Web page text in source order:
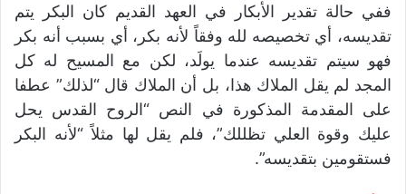
ففي حالة تقدير الأبكار في العهد القديم كان البكر يتم
تقديسه، أي تخصيصه لله وفقاً لأنه بكر، أي بسبب أنه بكر
فهو سيتم تقديسه عندما يولَد، لكن مع المسيح له كل
المجد لم يقل الملاك هذا، بل أن الملاك قال “لذلك” عطفا
على المقدمة المذكورة في النص “الروح القدس يحل
عليك وقوة العلي تظللك”، فلم يقل لها مثلاً “لأنه البكر
فستقومين بتقديسه”.